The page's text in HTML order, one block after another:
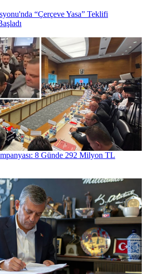
“Çerçeve Yasa” Teklifi
8 Günde 292 Milyon TL